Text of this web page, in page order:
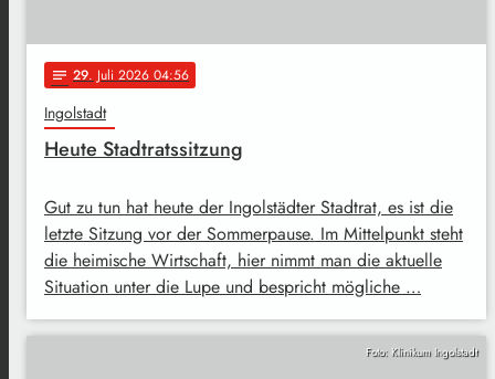
notes 29. Juli 2026 04:56
Ingolstadt
Heute Stadtratssitzung
Gut zu tun hat heute der Ingolstädter Stadtrat, es ist die
letzte Sitzung vor der Sommerpause. Im Mittelpunkt steht
die heimische Wirtschaft, hier nimmt man die aktuelle
Situation unter die Lupe und bespricht mögliche …
Foto: Klinikum Ingolstadt